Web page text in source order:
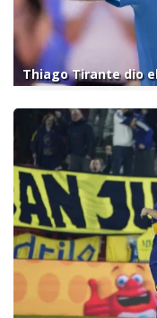
Thiago Tirante dio